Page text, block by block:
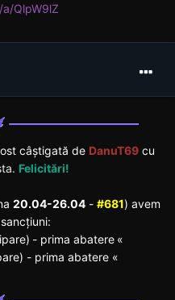
QlpW9lZ
câștigată de DanuT69cu
Felicitări!
20.04-26.04 - #681) avem
- prima abatere «
- prima abatere «